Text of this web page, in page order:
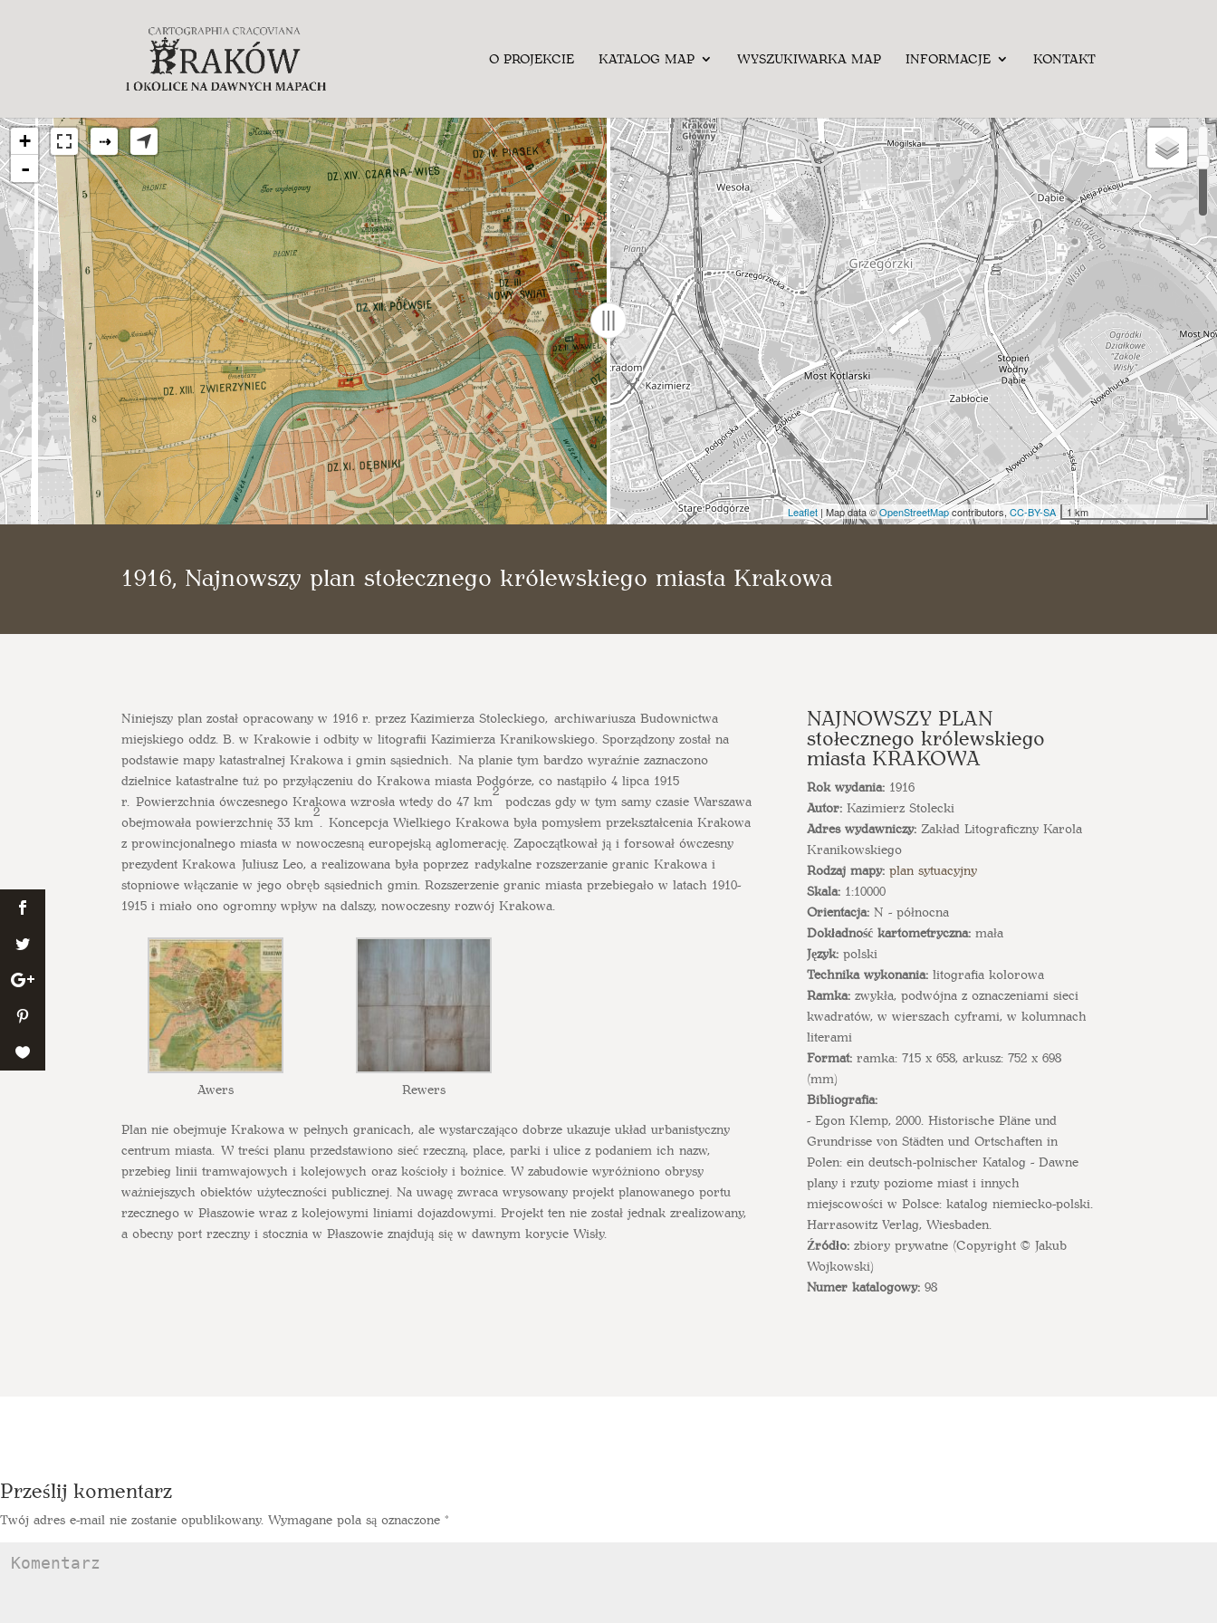
O PROJEKCIE KATALOG MAP WYSZUKIWARKA MAP INFORMACJE KONTAKT
+
-
⇢
1 km
Leaflet | Map data ©OpenStreetMapcontributors, CC-BY-SA
1916, Najnowszy plan stołecznego królewskiego miasta Krakowa
Niniejszy plan został opracowany w 1916 r. przez Kazimierza Stoleckiego, archiwariusza Budownictwa
miejskiego oddz. B. w Krakowie i odbity w litografii Kazimierza Kranikowskiego. Sporządzony został na
podstawie mapy katastralnej Krakowa i gmin sąsiednich. Na planie tym bardzo wyraźnie zaznaczono
dzielnice katastralne tuż po przyłączeniu do Krakowa miasta Podgórze, co nastąpiło 4 lipca 1915
r. Powierzchnia ówczesnego Krakowa wzrosła wtedy do 47 km
2
podczas gdy w tym samy czasie Warszawa
obejmowała powierzchnię 33 km
2
. Koncepcja Wielkiego Krakowa była pomysłem przekształcenia Krakowa
z prowincjonalnego miasta w nowoczesną europejską aglomerację. Zapoczątkował ją i forsował ówczesny
prezydent Krakowa Juliusz Leo, a realizowana była poprzez radykalne rozszerzanie granic Krakowa i
stopniowe włączanie w jego obręb sąsiednich gmin. Rozszerzenie granic miasta przebiegało w latach 1910-
1915 i miało ono ogromny wpływ na dalszy, nowoczesny rozwój Krakowa.
Awers Rewers
Plan nie obejmuje Krakowa w pełnych granicach, ale wystarczająco dobrze ukazuje układ urbanistyczny
centrum miasta. W treści planu przedstawiono sieć rzeczną, place, parki i ulice z podaniem ich nazw,
przebieg linii tramwajowych i kolejowych oraz kościoły i bożnice. W zabudowie wyróżniono obrysy
ważniejszych obiektów użyteczności publicznej. Na uwagę zwraca wrysowany projekt planowanego portu
rzecznego w Płaszowie wraz z kolejowymi liniami dojazdowymi. Projekt ten nie został jednak zrealizowany,
a obecny port rzeczny i stocznia w Płaszowie znajdują się w dawnym korycie Wisły.
NAJNOWSZY PLAN
stołecznego królewskiego
miasta KRAKOWA
Rok wydania:1916
Autor:Kazimierz Stolecki
Adres wydawniczy:Zakład Litograficzny Karola
Kranikowskiego
Rodzaj mapy: plan sytuacyjny
Skala:1:10000
Orientacja:N - północna
Dokładność kartometryczna:mała
Język:polski
Technika wykonania:litografia kolorowa
Ramka:zwykła, podwójna z oznaczeniami sieci
kwadratów, w wierszach cyframi, w kolumnach
literami
Format:ramka: 715 x 658, arkusz: 752 x 698
(mm)
Bibliografia:
- Egon Klemp, 2000. Historische Pläne und
Grundrisse von Städten und Ortschaften in
Polen: ein deutsch-polnischer Katalog - Dawne
plany i rzuty poziome miast i innych
miejscowości w Polsce: katalog niemiecko-polski.
Harrasowitz Verlag, Wiesbaden.
Źródło:zbiory prywatne (Copyright © Jakub
Wojkowski)
Numer katalogowy:98
Prześlij komentarz
Twój adres e-mail nie zostanie opublikowany. Wymagane pola są oznaczone *